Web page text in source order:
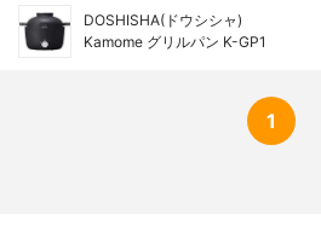
DOSHISHA(ドウシシャ)
Kamome グリルパン K-GP1
1